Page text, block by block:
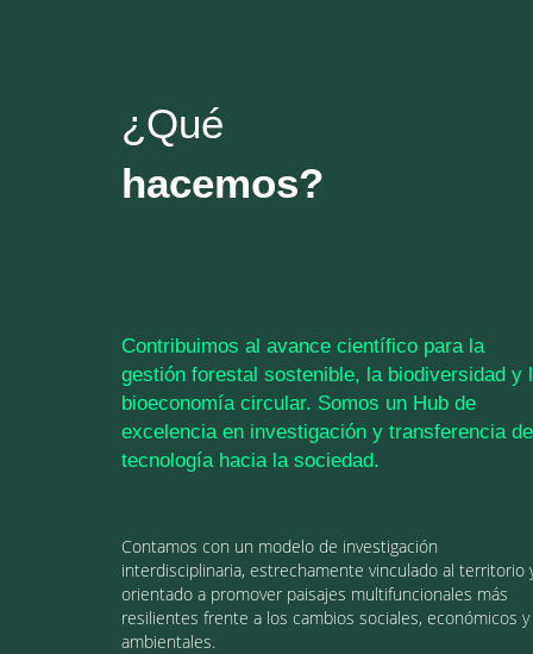
¿Qué
hacemos?
Contribuimos al avance científico para la
gestión forestal sostenible, la biodiversidad y
bioeconomía circular. Somos un Hub de
excelencia en investigación y transferencia de
tecnología hacia la sociedad.
Contamos con un modelo de investigación
interdisciplinaria, estrechamente vinculado al territorio
orientado a promover paisajes multifuncionales más
resilientes frente a los cambios sociales, económicos y
ambientales.